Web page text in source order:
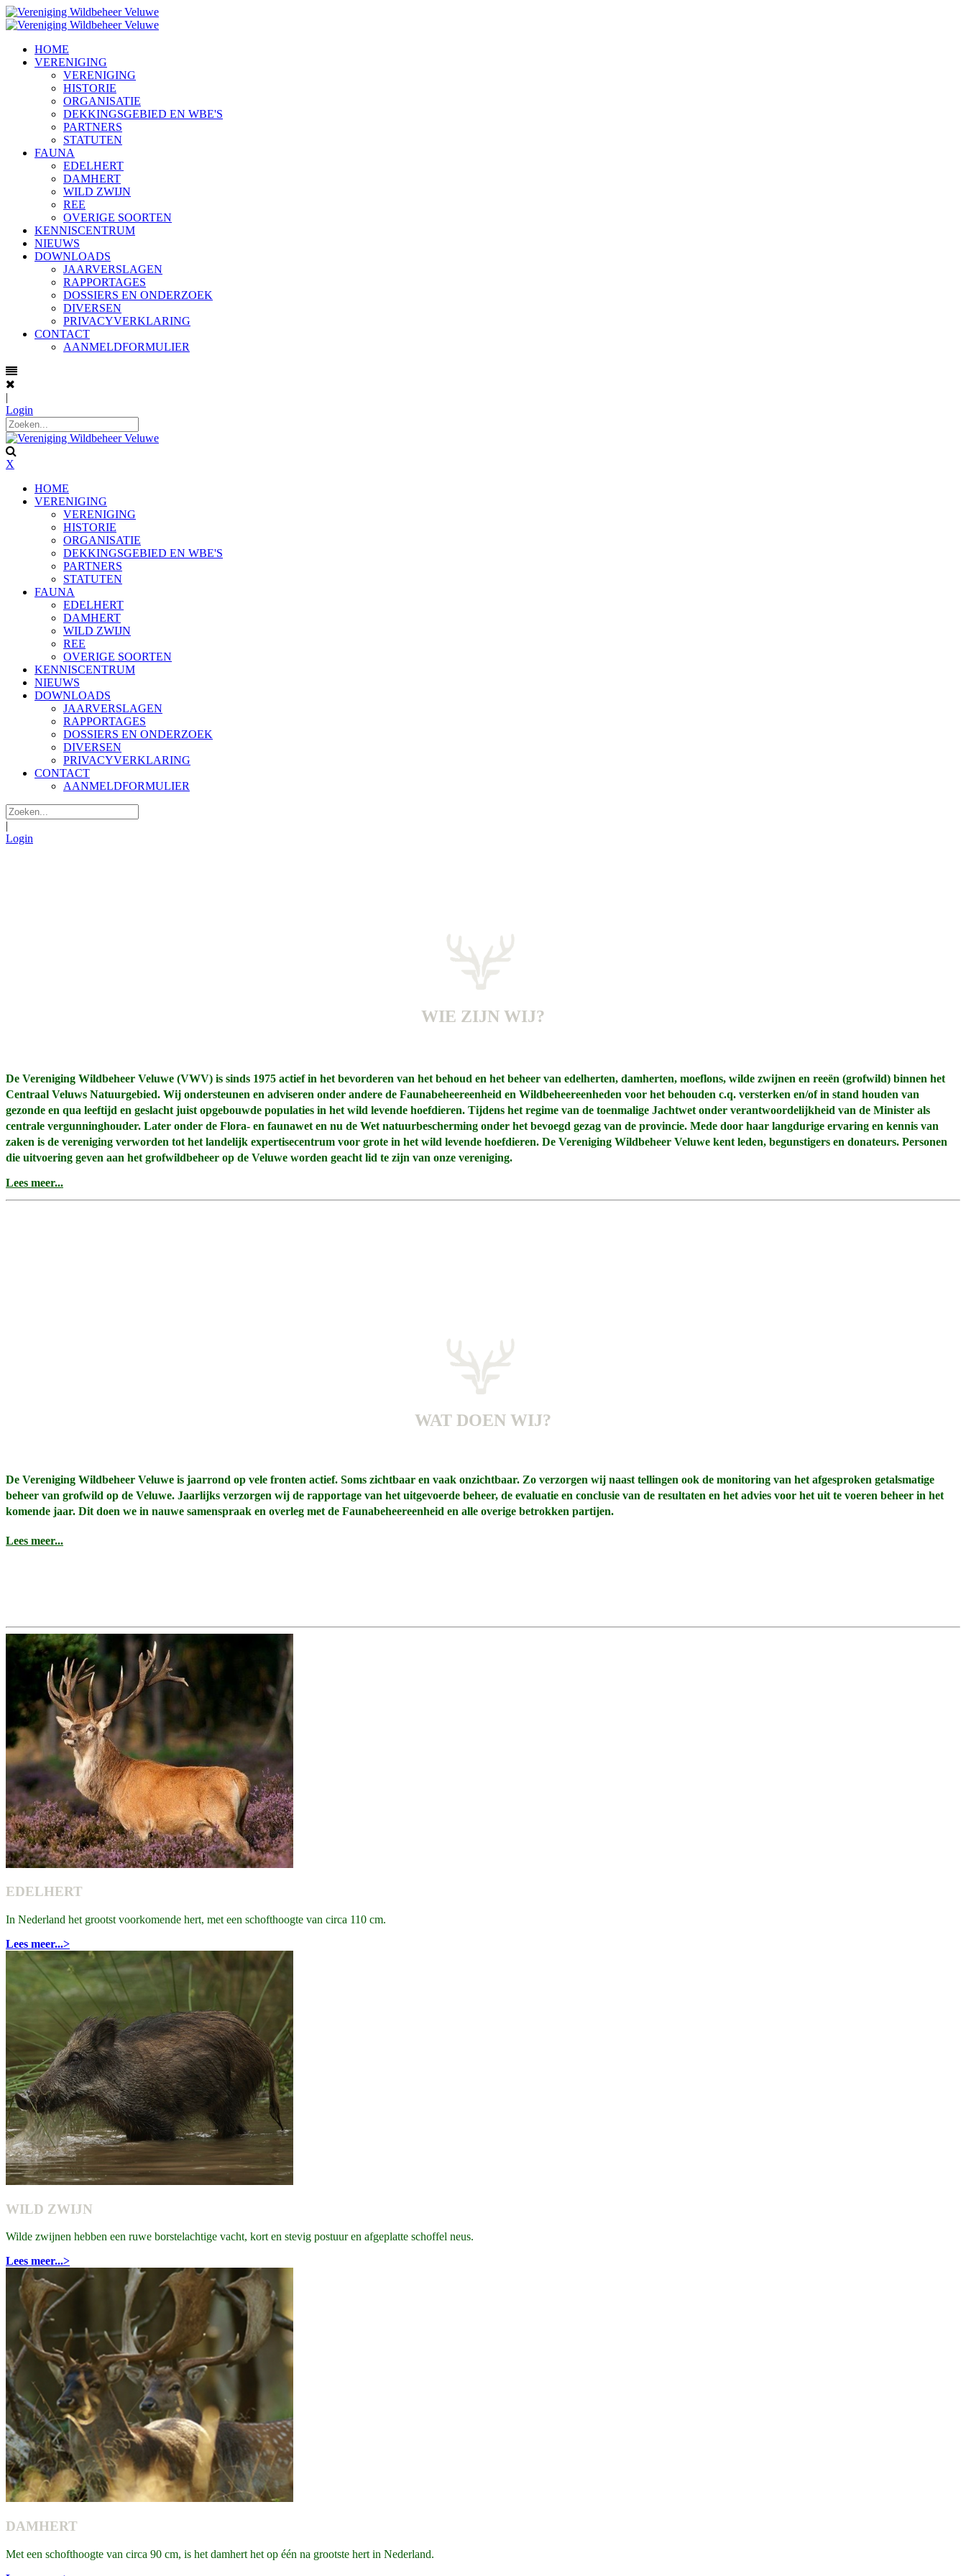
HOME
VERENIGING
VERENIGING
HISTORIE
ORGANISATIE
DEKKINGSGEBIED EN WBE'S
PARTNERS
STATUTEN
FAUNA
EDELHERT
DAMHERT
WILD ZWIJN
REE
OVERIGE SOORTEN
KENNISCENTRUM
NIEUWS
DOWNLOADS
JAARVERSLAGEN
RAPPORTAGES
DOSSIERS EN ONDERZOEK
DIVERSEN
PRIVACYVERKLARING
CONTACT
AANMELDFORMULIER
|
Login
X
HOME
VERENIGING
VERENIGING
HISTORIE
ORGANISATIE
DEKKINGSGEBIED EN WBE'S
PARTNERS
STATUTEN
FAUNA
EDELHERT
DAMHERT
WILD ZWIJN
REE
OVERIGE SOORTEN
KENNISCENTRUM
NIEUWS
DOWNLOADS
JAARVERSLAGEN
RAPPORTAGES
DOSSIERS EN ONDERZOEK
DIVERSEN
PRIVACYVERKLARING
CONTACT
AANMELDFORMULIER
|
Login
WIE ZIJN WIJ?
De Vereniging Wildbeheer Veluwe (VWV) is sinds 1975 actief in het bevorderen van het behoud en het beheer van edelherten, damherten, moeflons, wilde zwijnen en reeën (grofwild) binnen het
Centraal Veluws Natuurgebied. Wij ondersteunen en adviseren onder andere de Faunabeheereenheid en Wildbeheereenheden voor het behouden c.q. versterken en/of in stand houden van
gezonde en qua leeftijd en geslacht juist opgebouwde populaties in het wild levende hoefdieren. Tijdens het regime van de toenmalige Jachtwet onder verantwoordelijkheid van de Minister als
centrale vergunninghouder. Later onder de Flora- en faunawet en nu de Wet natuurbescherming onder het bevoegd gezag van de provincie. Mede door haar langdurige ervaring en kennis van
zaken is de vereniging verworden tot het landelijk expertisecentrum voor grote in het wild levende hoefdieren. De Vereniging Wildbeheer Veluwe kent leden, begunstigers en donateurs. Personen
die uitvoering geven aan het grofwildbeheer op de Veluwe worden geacht lid te zijn van onze vereniging.
Lees meer...
WAT DOEN WIJ?
De Vereniging Wildbeheer Veluwe is jaarrond op vele fronten actief. Soms zichtbaar en vaak onzichtbaar. Zo verzorgen wij naast tellingen ook de monitoring van het afgesproken getalsmatige
beheer van grofwild op de Veluwe. Jaarlijks verzorgen wij de rapportage van het uitgevoerde beheer, de evaluatie en conclusie van de resultaten en het advies voor het uit te voeren beheer in het
komende jaar. Dit doen we in nauwe samenspraak en overleg met de Faunabeheereenheid en alle overige betrokken partijen.
Lees meer...
EDELHERT
In Nederland het grootst voorkomende hert, met een schofthoogte van circa 110 cm.
Lees meer...>
WILD ZWIJN
Wilde zwijnen hebben een ruwe borstelachtige vacht, kort en stevig postuur en afgeplatte schoffel neus.
Lees meer...>
DAMHERT
Met een schofthoogte van circa 90 cm, is het damhert het op één na grootste hert in Nederland.